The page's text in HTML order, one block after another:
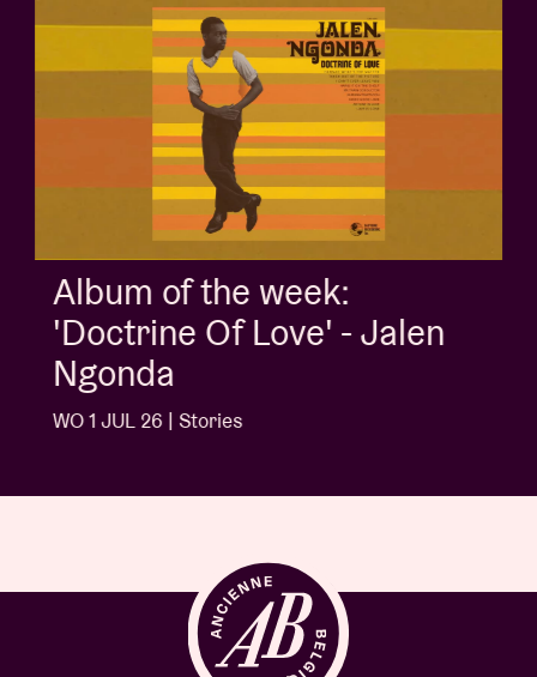
Album of the week:
'Doctrine Of Love' - Jalen
Ngonda
WO 1 JUL 26 | Stories